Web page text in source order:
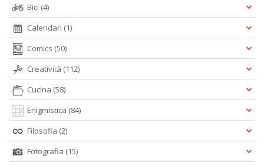
Bici (4)
Calendari (1)
Comics (50)
Creatività (112)
Cucina (58)
Enigmistica (84)
Filosofia (2)
Fotografia (15)